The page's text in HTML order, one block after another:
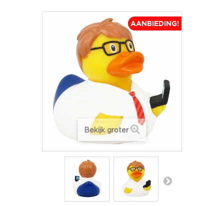
AANBIEDING!
Bekijk groter